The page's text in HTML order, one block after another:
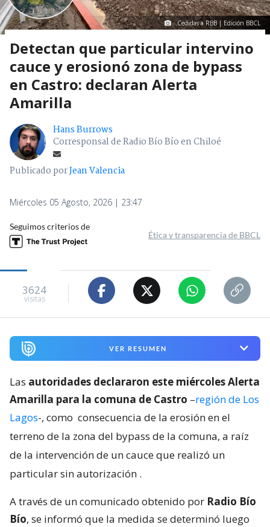
Cedidas a RBB | Edición BBCL
Detectan que particular intervino
cauce y erosionó zona de bypass
en Castro: declaran Alerta
Amarilla
Hans Burrows
Corresponsal de Radio Bío Bío en Chiloé
Publicado porJean Valencia
Miércoles 05 Agosto, 2026 | 23:47
Seguimos criterios de
Ética y transparencia de BBCL
3624
visitas
VER RESUMEN
Las autoridades declararon este miércoles Alerta
Amarilla para la comuna de Castro –región de Los
Lagos-, como consecuencia de la erosión en el
terreno de la zona del bypass de la comuna, a raíz
de la intervención de un cauce que realizó un
particular sin autorización .
A través de un comunicado obtenido por Radio Bío
Bío, se informó que la medida se determinó luego